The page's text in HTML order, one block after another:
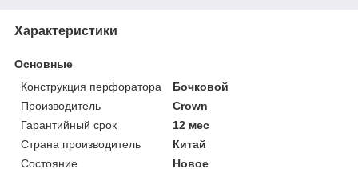
Характеристики
Основные
Конструкция перфоратора
Бочковой
Производитель
Crown
Гарантийный срок
12 мес
Страна производитель
Китай
Состояние
Новое